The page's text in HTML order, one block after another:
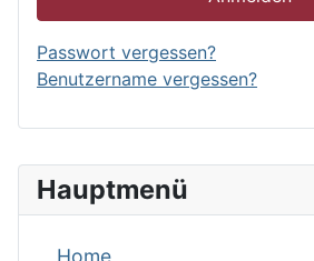
Hauptmenü
Home
Passwort vergessen?
Benutzername vergessen?